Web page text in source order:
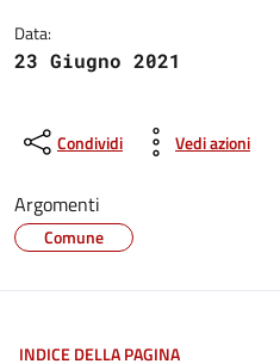
Data:
23 Giugno 2021
Condividi Vedi azioni
Argomenti
Comune
INDICE DELLA PAGINA